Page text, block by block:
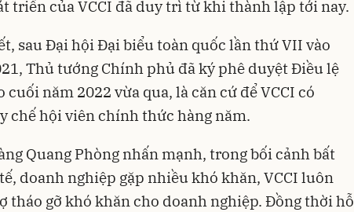
triển của VCCI đã duy trì từ khi thành lập tới nay.
sau Đại hội Đại biểu toàn quốc lần thứ VII vào
Thủ tướng Chính phủ đã ký phê duyệt Điều lệ
cuối năm 2022 vừa qua, là căn cứ để VCCI có
chế hội viên chính thức hàng năm.
Quang Phòng nhấn mạnh, trong bối cảnh bất
doanh nghiệp gặp nhiều khó khăn, VCCI luôn
tháo gỡ khó khăn cho doanh nghiệp. Đồng thời hỗ